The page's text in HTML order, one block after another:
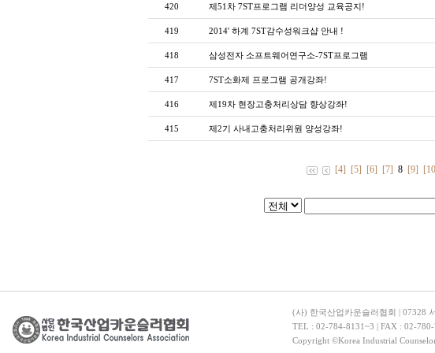
420 제51차 7ST프로그램 리더양성 교육공지!
419 2014' 하계 7ST감수성워크샵 안내 !
418 삼성전자 소프트웨어연구소-7ST프로그램
417 7ST소화제 프로그램 공개강좌!
416 제19차 현장고충처리상담 향상강좌!
415 제2기 사내고충처리위원 양성강좌!
[4] [5] [6] [7] 8 [9]
(사) 한국산업카운슬러협회 | 07328
TEL : 02-784-8131~3 | FAX : 02-
Copyright ©Korea Industrial